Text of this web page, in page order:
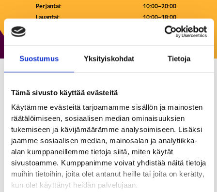
Suostumus Yksityiskohdat Tietoja
Tämä sivusto käyttää evästeitä
Käytämme evästeitä tarjoamamme sisällön ja mainosten
räätälöimiseen, sosiaalisen median ominaisuuksien
tukemiseen ja kävijämäärämme analysoimiseen. Lisäksi
jaamme sosiaalisen median, mainosalan ja analytiikka-
alan kumppaneillemme tietoja siitä, miten käytät
sivustoamme. Kumppanimme voivat yhdistää näitä tietoja
muihin tietoihin, joita olet antanut heille tai joita on kerätty,
kun olet käyttänyt heidän palvelujaan.
Perjantai:
10:00–20:00
Lauantai:
10:00–18:00
12:00–18:00
Normal
Päivittäistavarat
Normal on tanskalainen päivittäistavaraketju, josta löydät
laajan valikoiman normaaleja tuotteita epänormaalein
hinnoin. Tuotevalikoimaan kuuluu paljon tunnettuja merkkejä
eri tuotekategorioissa, kuten ihonhoito- ja hygieniatuotteita,
meikkejä, naposteltavaa, siivoustuotteita ja paljon muuta.
Toisin sanoen siis tuotteita, joita tarvitset jokapäiväisessä